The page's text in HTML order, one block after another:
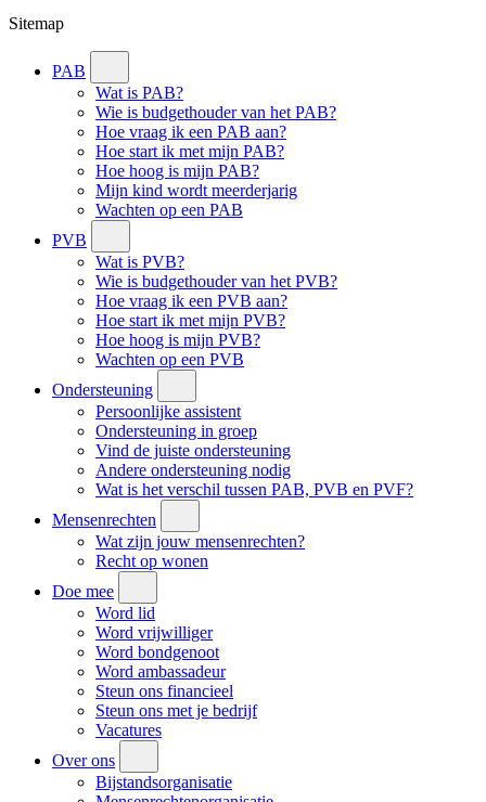
Sitemap
PAB
Wat is PAB?
Wie is budgethouder van het PAB?
Hoe vraag ik een PAB aan?
Hoe start ik met mijn PAB?
Hoe hoog is mijn PAB?
Mijn kind wordt meerderjarig
Wachten op een PAB
PVB
Wat is PVB?
Wie is budgethouder van het PVB?
Hoe vraag ik een PVB aan?
Hoe start ik met mijn PVB?
Hoe hoog is mijn PVB?
Wachten op een PVB
Ondersteuning
Persoonlijke assistent
Ondersteuning in groep
Vind de juiste ondersteuning
Andere ondersteuning nodig
Wat is het verschil tussen PAB, PVB en PVF?
Mensenrechten
Wat zijn jouw mensenrechten?
Recht op wonen
Doe mee
Word lid
Word vrijwilliger
Word bondgenoot
Word ambassadeur
Steun ons financieel
Steun ons met je bedrijf
Vacatures
Over ons
Bijstandsorganisatie